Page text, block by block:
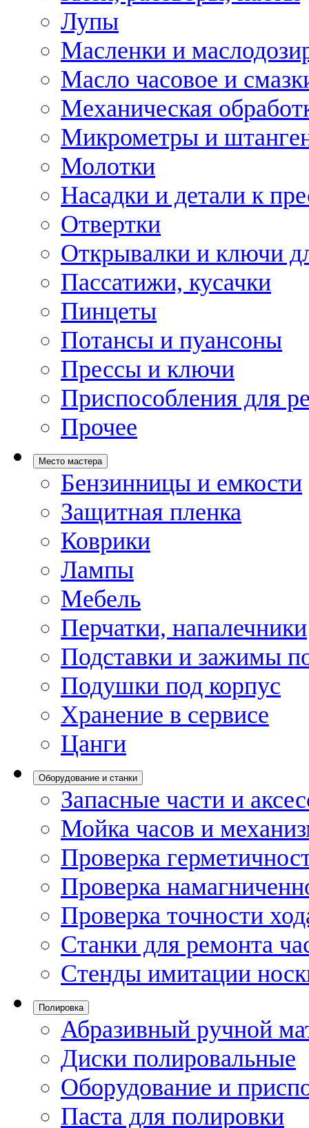
Лупы
Масленки и
Масло часовое и
Механическая
Микрометры и
Молотки
Насадки и детали к
Отвертки
Открывалки и ключи
Пассатижи, кусачки
Пинцеты
Потансы и пуансоны
Прессы и ключи
Приспособления для
Прочее
Место мастера
Бензинницы и емкости
Защитная пленка
Коврики
Лампы
Мебель
Перчатки, напалечники
Подставки и зажимы
Подушки под корпус
Хранение в сервисе
Цанги
Оборудование и станки
Запасные части и
Мойка часов и
Проверка
Проверка
Проверка точности
Станки для ремонта
Стенды имитации
Полировка
Абразивный ручной
Диски полировальные
Оборудование и
Паста для полировки